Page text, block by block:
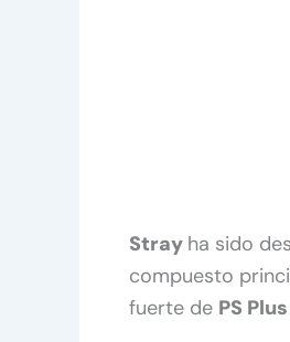
Stray ha sido
compuesto
fuerte de PS